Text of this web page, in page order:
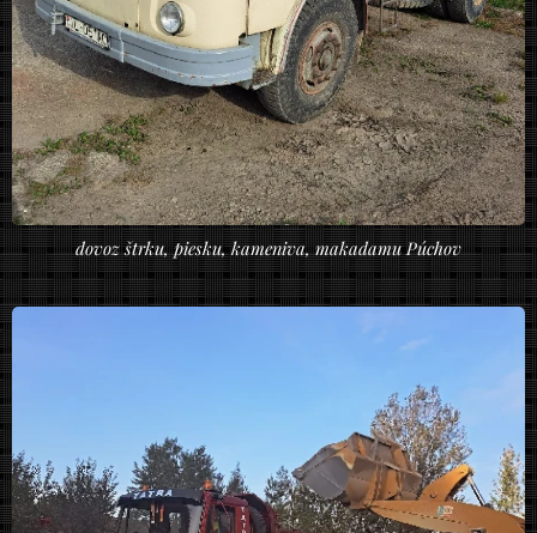
dovoz štrku, piesku, kameniva, makadamu Púchov